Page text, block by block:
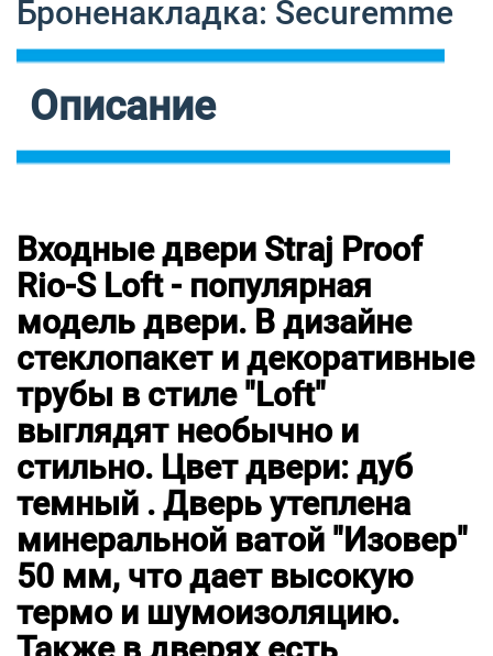
Броненакладка: Securemme
Описание
Входные двери Straj Proof
Rio-S Loft - популярная
модель двери. В дизайне
стеклопакет и декоративные
трубы в стиле "Loft"
выглядят необычно и
стильно. Цвет двери: дуб
темный . Дверь утеплена
минеральной ватой "Изовер"
50 мм, что дает высокую
термо и шумоизоляцию.